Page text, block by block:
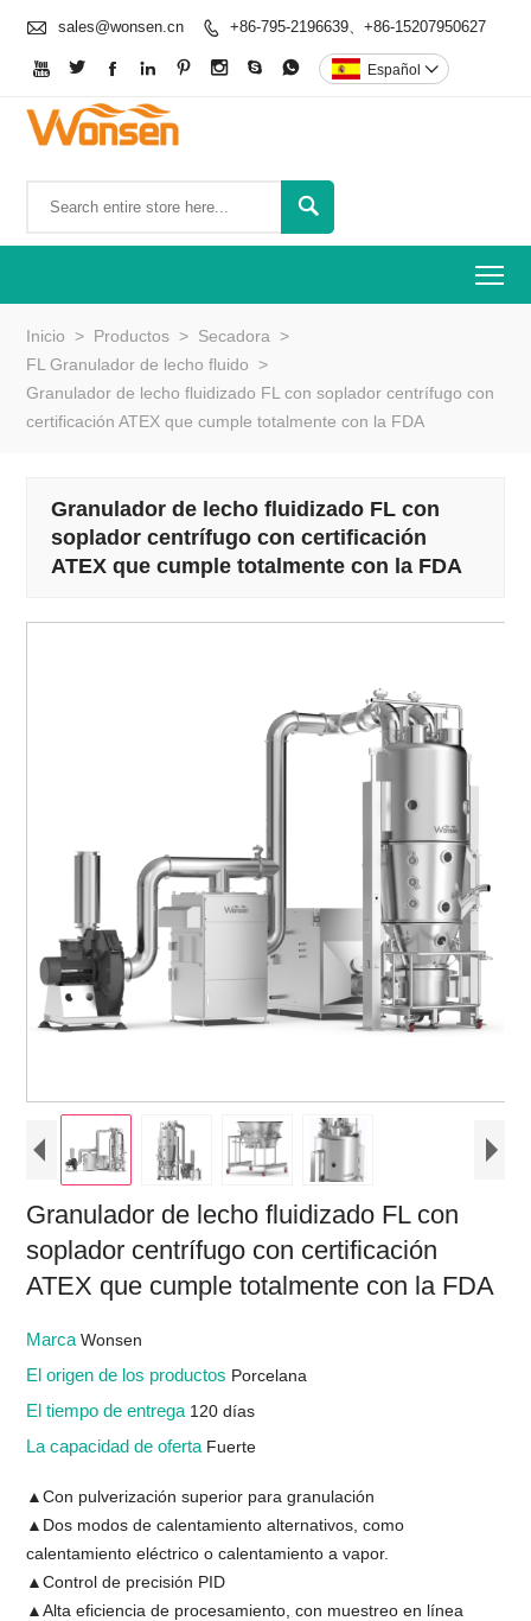
 sales@wonsen.cn  +86-795-2196639、+86-15207950627
        Español 

Inicio > Productos > Secadora >
FL Granulador de lecho fluido >
Granulador de lecho fluidizado FL con soplador centrífugo con
certificación ATEX que cumple totalmente con la FDA
Granulador de lecho fluidizado FL con
soplador centrífugo con certificación
ATEX que cumple totalmente con la FDA
Granulador de lecho fluidizado FL con
soplador centrífugo con certificación
ATEX que cumple totalmente con la FDA
MarcaWonsen
El origen de los productos Porcelana
El tiempo de entrega 120 días
La capacidad de oferta Fuerte
▲Con pulverización superior para granulación
▲Dos modos de calentamiento alternativos, como
calentamiento eléctrico o calentamiento a vapor.
▲Control de precisión PID
▲Alta eficiencia de procesamiento, con muestreo en línea